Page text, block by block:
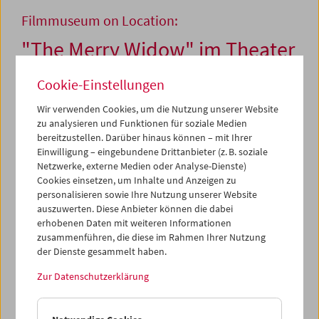
Filmmuseum on Location:
"The Merry Widow" im Theater
an der Wien
31. Dezember 2012
Die großen Stummfilmstars Mae Murray und John Gilbert
verkörpern die Hauptrollen in Erich von Stroheims
Verfilmung der Operette von Franz Lehár:The Merry
Widow(1925). In den Händen des in Wien geborenen
Regisseurs wird der tendenziell süßliche Stoff des
ursprünglichen Werks zum meisterhaft gestalteten
pikanten Gesellschaftsdrama. Stroheim – berüchtigt als
„The man you love to hate“ – hatte während seiner
gesamten Regiekarriere mit Kontroversen,
kämpfen. Viele seiner Filme wurden nicht in jener Form
Cookie-Einstellungen
Wir verwenden Cookies, um die Nutzung unserer Website
zu analysieren und Funktionen für soziale Medien
bereitzustellen. Darüber hinaus können – mit Ihrer
Einwilligung – eingebundene Drittanbieter (z. B. soziale
Netzwerke, externe Medien oder Analyse-Dienste)
Cookies einsetzen, um Inhalte und Anzeigen zu
personalisieren sowie Ihre Nutzung unserer Website
auszuwerten. Diese Anbieter können die dabei
erhobenen Daten mit weiteren Informationen
zusammenführen, die diese im Rahmen Ihrer Nutzung
der Dienste gesammelt haben.
Zur Datenschutzerklärung